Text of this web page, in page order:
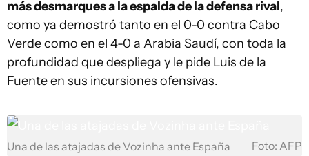
más desmarques a la espalda de la defensa rival,
como ya demostró tanto en el 0-0 contra Cabo
Verde como en el 4-0 a Arabia Saudí, con toda la
profundidad que despliega y le pide Luis de la
Fuente en sus incursiones ofensivas.
Una de las atajadas de Vozinha ante España Foto: AFP